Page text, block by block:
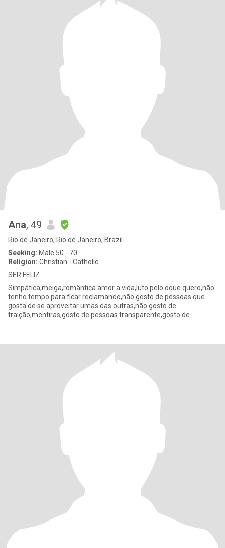
Ana, 49
Rio de Janeiro, Rio de Janeiro, Brazil
Seeking: Male 50 - 70
Religion: Christian - Catholic
SER FELIZ
Simpática,meiga,romântica amor a vida,luto pelo oque quero,não
tenho tempo para ficar reclamando,não gosto de pessoas que
gosta de se aproveitar umas das outras,não gosto de
traição,mentiras,gosto de pessoas transparente,gosto de